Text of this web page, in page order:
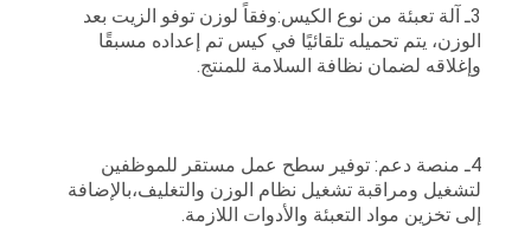
3ـ آلة تعبئة من نوع الكيس:وفقاً لوزن توفو الزيت بعد
الوزن، يتم تحميله تلقائيًا في كيس تم إعداده مسبقًا
وإغلاقه لضمان نظافة السلامة للمنتج.
4ـ منصة دعم: توفير سطح عمل مستقر للموظفين
لتشغيل ومراقبة تشغيل نظام الوزن والتغليف،بالإضافة
إلى تخزين مواد التعبئة والأدوات اللازمة.